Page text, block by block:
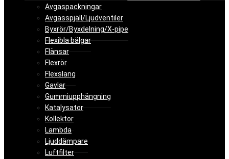
Avgaspackningar
Avgasspjäll/Ljudventiler
Byxrör/Byxdelning/X-pipe
Flexibla bälgar
Flänsar
Flexrör
Flexslang
Gavlar
Gummiupphängning
Katalysator
Kollektor
Lambda
Ljuddämpare
Luftfilter